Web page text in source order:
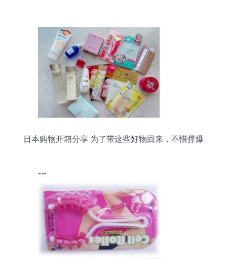
日本购物开箱分享 为了带这些好物回来，不惜撑爆